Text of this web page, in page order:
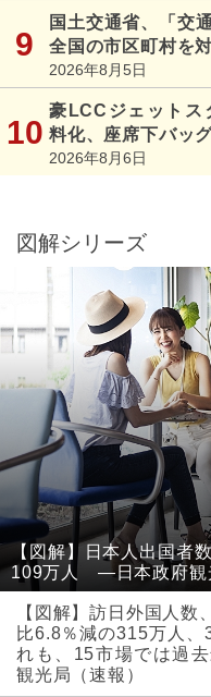
国土交通省、「交
全国の市区町村を
2026年8月5日
豪LCCジェットス
料化、座席下バッ
2026年8月6日
図解シリーズ
【図解】日本人出国者
109万人 ―日本政府観
【図解】訪日外国人数
比6.8％減の315万人、
れも、15市場では過
観光局（速報）